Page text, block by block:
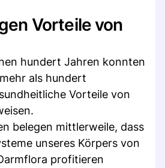
Vorteile von
hundert Jahren konnten
als hundert
Vorteile von
belegen mittlerweile, dass
unseres Körpers von
profitieren